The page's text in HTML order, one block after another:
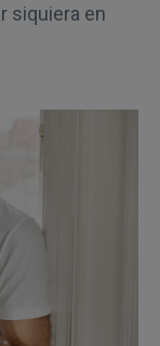
siquiera en